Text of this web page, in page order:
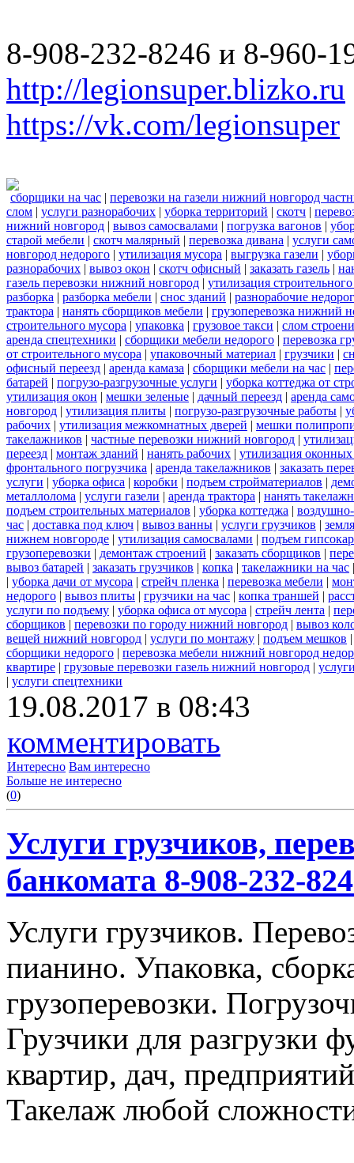
8-908-232-8246 и 8-960-
http://legionsuper.blizko.ru
https://vk.com/legionsuper
сборщики на час | перевозки на газели нижний новгород
слом | услуги разнорабочих | уборка территорий | скотч |
нижний новгород | вывоз самосвалами | погрузка вагонов |
старой мебели | скотч малярный | перевозка дивана | услуги
новгород недорого | утилизация мусора | выгрузка газели |
разнорабочих | вывоз окон | скотч офисный | заказать газель |
газель перевозки нижний новгород | утилизация
разборка | разборка мебели | снос зданий | разнорабочие
трактора | нанять сборщиков мебели | грузоперевозка нижний
строительного мусора | упаковка | грузовое такси | слом
аренда спецтехники | сборщики мебели недорого | перевозка
от строительного мусора | упаковочный материал | грузчики |
офисный переезд | аренда камаза | сборщики мебели на час |
батарей | погрузо-разгрузочные услуги | уборка коттеджа от
утилизация окон | мешки зеленые | дачный переезд | аренда
новгород | утилизация плиты | погрузо-разгрузочные работы |
рабочих | утилизация межкомнатных дверей | мешки
такелажников | частные перевозки нижний новгород |
переезд | монтаж зданий | нанять рабочих | утилизация
фронтального погрузчика | аренда такелажников | заказать
услуги | уборка офиса | коробки | подъем стройматериалов |
металлолома | услуги газели | аренда трактора | нанять
подъем строительных материалов | уборка коттеджа |
час | доставка под ключ | вывоз ванны | услуги грузчиков |
нижнем новгороде | утилизация самосвалами | подъем
грузоперевозки | демонтаж строений | заказать сборщиков |
вывоз батарей | заказать грузчиков | копка | такелажники на час
| уборка дачи от мусора | стрейч пленка | перевозка мебели |
недорого | вывоз плиты | грузчики на час | копка траншей |
услуги по подъему | уборка офиса от мусора | стрейч лента |
сборщиков | перевозки по городу нижний новгород | вывоз
вещей нижний новгород | услуги по монтажу | подъем мешков
сборщики недорого | перевозка мебели нижний новгород
квартире | грузовые перевозки газель нижний новгород |
| услуги спецтехники
19.08.2017 в 08:43
комментировать
Интересно Вам интересно
Больше не интересно
(0)
Услуги грузчиков,
банкомата 8-908-232-
Услуги грузчиков.
пианино. Упаковка,
грузоперевозки.
Грузчики для разгрузки
квартир, дач,
Такелаж любой